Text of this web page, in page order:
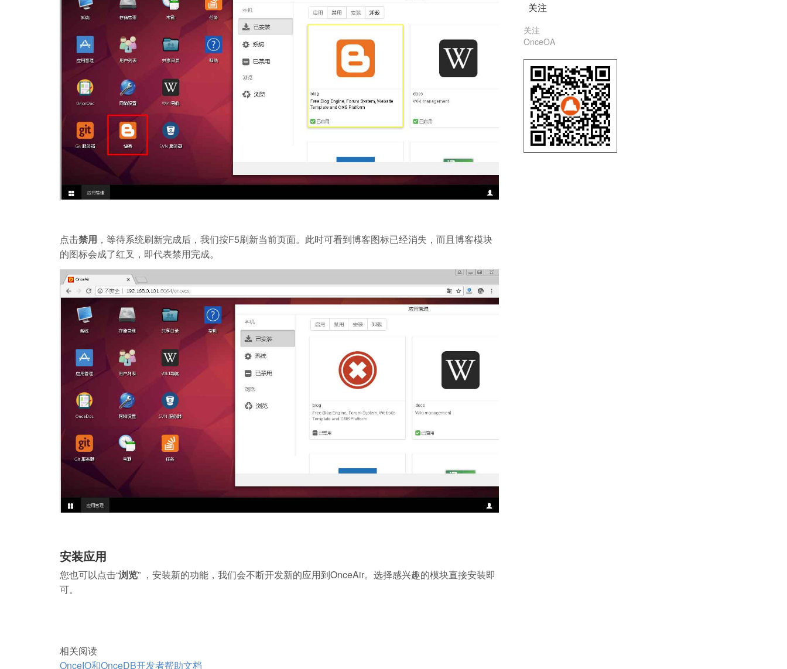
点击禁用 ，等待系统刷新完成后，我们按F5刷新当前页面。此时可看到博客图标已经消失，而且博客模块
的图标会成了红叉，即代表禁用完成。
安装应用
您也可以点击“浏览” ，安装新的功能，我们会不断开发新的应用到OnceAir。选择感兴趣的模块直接安装即
可。
相关阅读
OnceIO和OnceDB开发者帮助文档
关注
关注
OnceOA